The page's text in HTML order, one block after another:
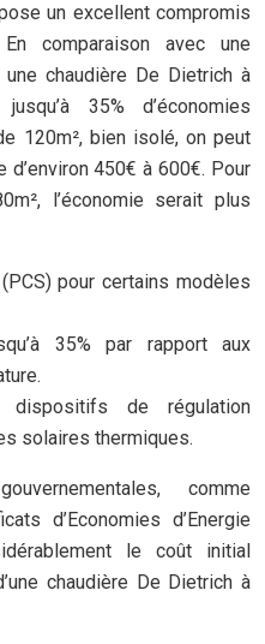
un excellent compromis
comparaison avec une
chaudière De Dietrich à
35% d’économies
120m², bien isolé, on peut
450€ à 600€. Pour
l’économie serait plus
(PCS) pour certains modèles
35% par rapport aux
dispositifs de régulation
solaires thermiques.
comme
d’Economies d’Energie
le coût initial
chaudière De Dietrich à